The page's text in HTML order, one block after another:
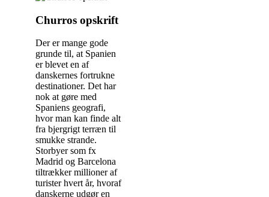
Churros opskrift
Der er mange gode
grunde til, at Spanien
er blevet en af
danskernes fortrukne
destinationer. Det har
nok at gøre med
Spaniens geografi,
hvor man kan finde alt
fra bjergrigt terræn til
smukke strande.
Storbyer som fx
Madrid og Barcelona
tiltrækker millioner af
turister hvert år, hvoraf
danskerne udgør en